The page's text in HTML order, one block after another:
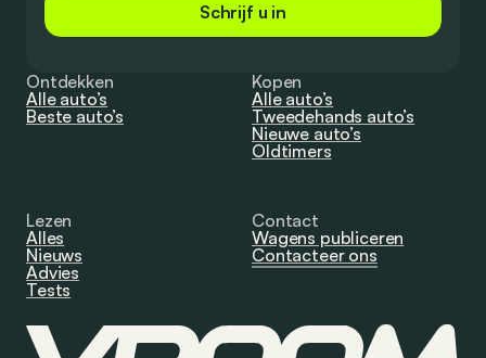
Schrijf u in
Ontdekken
Alle auto’s
Beste auto’s
Kopen
Alle auto’s
Tweedehands auto’s
Nieuwe auto’s
Oldtimers
Lezen
Alles
Nieuws
Advies
Tests
Contact
Wagens publiceren
Contacteer ons